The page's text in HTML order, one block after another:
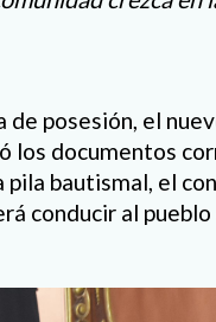
posesión, el
los documentos
bautismal, el
conducir al